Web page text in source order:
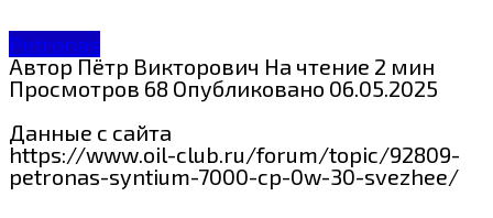
Petronas
АвторПётр Викторович На чтение 2 мин
Просмотров 68 Опубликовано 06.05.2025
Данные с сайта
https://www.oil-club.ru/forum/topic/92809-
petronas-syntium-7000-cp-0w-30-svezhee/